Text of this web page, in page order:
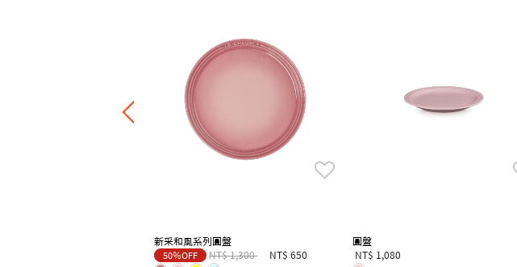
新采和風系列圓盤
50％OFF Price reduced from
NT$ 1,300to NT$ 650
圓盤
NT$ 1,080